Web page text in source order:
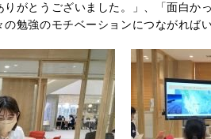
がとうございました。」、「面白
勉強のモチベーションにつながれば